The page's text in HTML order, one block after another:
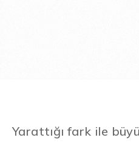
Yarattığı fark ile